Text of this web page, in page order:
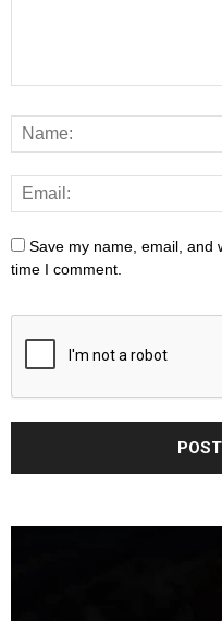
Save my name, email, and
time I comment.